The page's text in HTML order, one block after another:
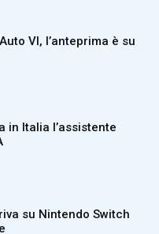
VI, l’anteprima è su
in Italia l’assistente
su Nintendo Switch